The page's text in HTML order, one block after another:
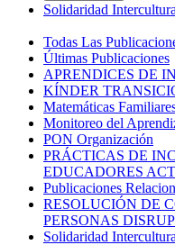
Solidaridad
Todas Las
Últimas Publicaciones
APRENDICES DE
KÍNDER
Matemáticas
Monitoreo del
PON Organización
PRÁCTICAS DE
EDUCADORES
Publicaciones
RESOLUCIÓN DE
PERSONAS
Solidaridad